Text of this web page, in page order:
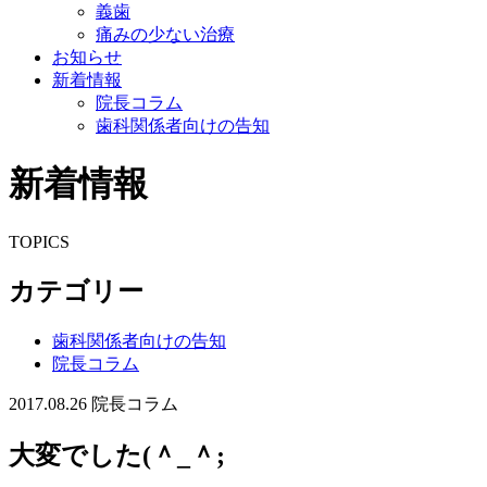
義歯
痛みの少ない治療
お知らせ
新着情報
院長コラム
歯科関係者向けの告知
新着情報
TOPICS
カテゴリー
歯科関係者向けの告知
院長コラム
2017.08.26 院長コラム
大変でした(＾_＾;